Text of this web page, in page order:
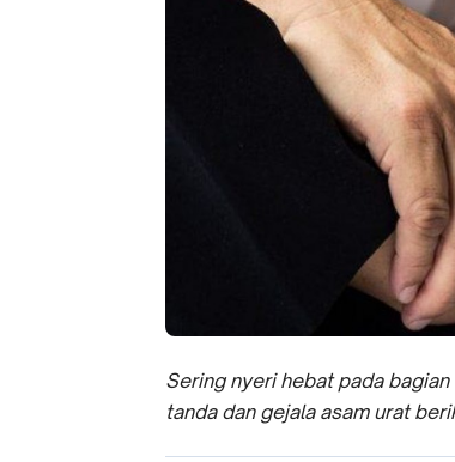
Sering nyeri hebat pada
tanda dan gejala asam urat